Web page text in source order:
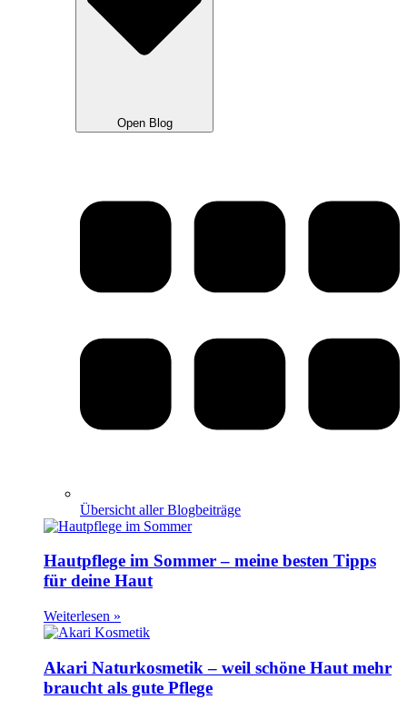
Open Blog
Übersicht aller Blogbeiträge
Hautpflege im Sommer – meine besten Tipps
für deine Haut
Weiterlesen »
Akari Naturkosmetik – weil schöne Haut mehr
braucht als gute Pflege